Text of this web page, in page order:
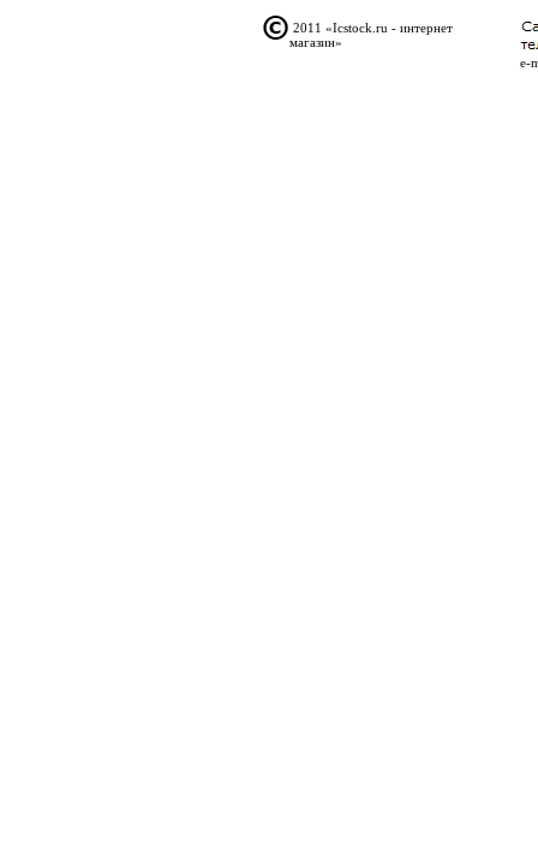
2011 «Icstock.ru - интернет
магазин»
e-